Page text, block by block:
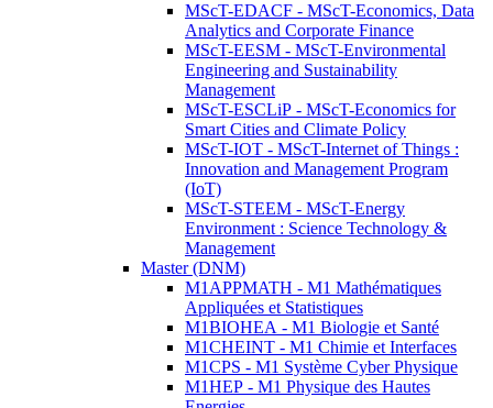
MScT-EDACF - MScT-Economics, Data
Analytics and Corporate Finance
MScT-EESM - MScT-Environmental
Engineering and Sustainability
Management
MScT-ESCLiP - MScT-Economics for
Smart Cities and Climate Policy
MScT-IOT - MScT-Internet of Things :
Innovation and Management Program
(IoT)
MScT-STEEM - MScT-Energy
Environment : Science Technology &
Management
Master (DNM)
M1APPMATH - M1 Mathématiques
Appliquées et Statistiques
M1BIOHEA - M1 Biologie et Santé
M1CHEINT - M1 Chimie et Interfaces
M1CPS - M1 Système Cyber Physique
M1HEP - M1 Physique des Hautes